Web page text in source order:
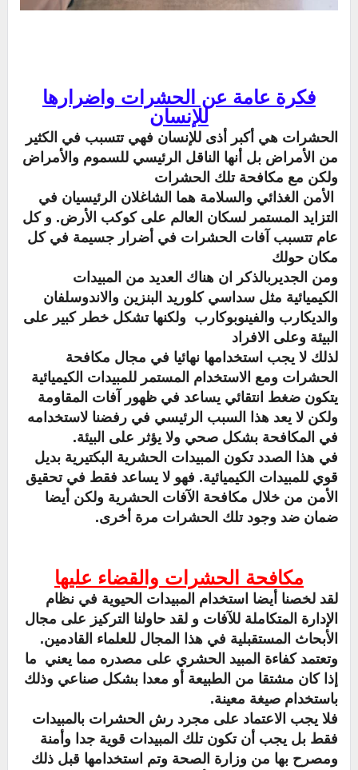
فكرة عامة عن الحشرات واضرارها
للإنسان
الحشرات هي أكبر أذى للإنسان فهي تتسبب في الكثير
من الأمراض بل أنها الناقل الرئيسي للسموم والأمراض
ولكن مع مكافحة تلك الحشرات
الأمن الغذائي والسلامة هما الشاغلان الرئيسيان في
التزايد المستمر لسكان العالم على كوكب الأرض. و كل
عام تتسبب آفات الحشرات في أضرار جسيمة في كل
مكان حولك
ومن الجديربالذكر ان هناك العديد من المبيدات
الكيميائية مثل سداسي كلوريد البنزين والاندوسلفان
والديكارب والفينوبوكارب ولكنها تشكل خطر كبير على
البيئة وعلى الافراد
لذلك لا يجب استخدامها نهائيا في مجال مكافحة
الحشرات ومع الاستخدام المستمر للمبيدات الكيميائية
يتكون ضغط انتقائي يساعد في ظهور آفات المقاومة
ولكن لا يعد هذا السبب الرئيسي في رفضنا لاستخدامه
في المكافحة بشكل صحي ولا يؤثر على البيئة.
في هذا الصدد تكون المبيدات الحشرية البكتيرية بديل
قوي للمبيدات الكيميائية. فهو لا يساعد فقط في تحقيق
الأمن من خلال مكافحة الآفات الحشرية ولكن أيضا
ضمان ضد وجود تلك الحشرات مرة أخرى.
مكافحة الحشرات والقضاء عليها
لقد لخصنا أيضا استخدام المبيدات الحيوية في نظام
الإدارة المتكاملة للآفات و لقد حاولنا التركيز على مجال
الأبحاث المستقبلية في هذا المجال للعلماء القادمين.
وتعتمد كفاءة المبيد الحشري على مصدره مما يعني ما
إذا كان مشتقا من الطبيعة أو معدا بشكل صناعي وذلك
باستخدام صيغة معينة.
فلا يجب الاعتماد على مجرد رش الحشرات بالمبيدات
فقط بل يجب أن تكون تلك المبيدات قوية جدا وأمنة
ومصرح بها من وزارة الصحة وتم استخدامها قبل ذلك